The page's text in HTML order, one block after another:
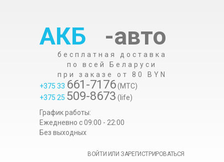
АКБ -авто
бесплатная доставка
по всей Беларуси
при заказе от 80 BYN
+375 33 661-7176(МТС)
+375 25 509-8673 (life)
График работы:
Ежедневно c 09:00 - 22:00
Без выходных
ВОЙТИ ИЛИ ЗАРЕГИСТРИРОВАТЬСЯ